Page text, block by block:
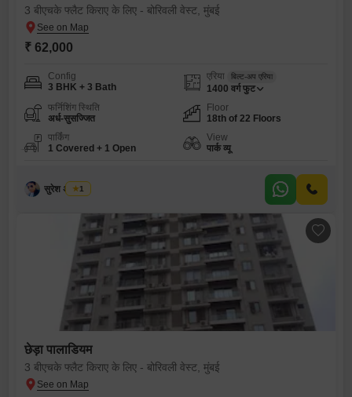
3 बीएचके फ्लैट किराए के लिए - बोरिवली वेस्ट, मुंबई
₹ 62,000
Config
3 BHK + 3 Bath
एरिया बिल्ट-अप एरिया
1400 वर्ग फुट
फर्निशिंग स्थिति
अर्ध-सुसज्जित
Floor
18th of 22 Floors
पार्किंग
1 Covered + 1 Open
View
पार्क व्यू
सुरेश अ तायडे
1
छेड़ा पालाडियम
3 बीएचके फ्लैट किराए के लिए - बोरिवली वेस्ट, मुंबई